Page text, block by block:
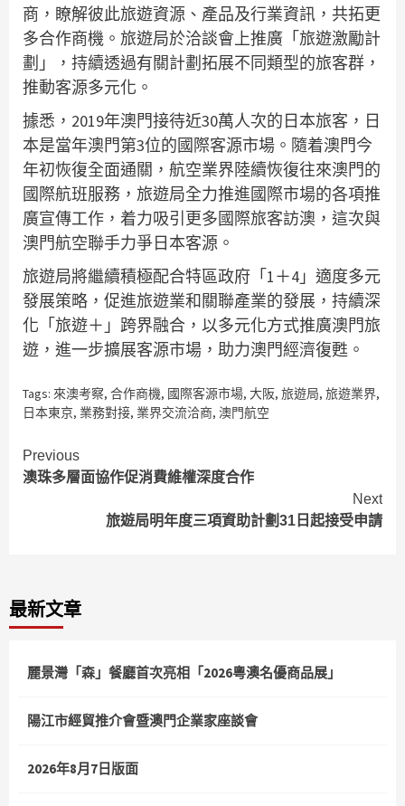
商，瞭解彼此旅遊資源、產品及行業資訊，共拓更
多合作商機。旅遊局於洽談會上推廣「旅遊激勵計
劃」，持續透過有關計劃拓展不同類型的旅客群，
推動客源多元化。
據悉，2019年澳門接待近30萬人次的日本旅客，日
本是當年澳門第3位的國際客源市場。隨着澳門今
年初恢復全面通關，航空業界陸續恢復往來澳門的
國際航班服務，旅遊局全力推進國際市場的各項推
廣宣傳工作，着力吸引更多國際旅客訪澳，這次與
澳門航空聯手力爭日本客源。
旅遊局將繼續積極配合特區政府「1＋4」適度多元
發展策略，促進旅遊業和關聯產業的發展，持續深
化「旅遊＋」跨界融合，以多元化方式推廣澳門旅
遊，進一步擴展客源市場，助力澳門經濟復甦。
Tags: 來澳考察, 合作商機, 國際客源市場, 大阪, 旅遊局, 旅遊業界,
日本東京, 業務對接, 業界交流洽商, 澳門航空
Continue
Reading
Previous
澳珠多層面協作促消費維權深度合作
Next
旅遊局明年度三項資助計劃31日起接受申請
最新文章
麗景灣「森」餐廳首次亮相「2026粵澳名優商品展」
陽江市經貿推介會暨澳門企業家座談會
2026年8月7日版面